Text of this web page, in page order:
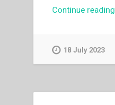
Continue reading
18 July 2023